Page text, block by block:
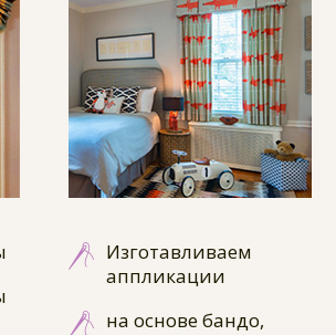
Изготавливаем
аппликации
на основе бандо,